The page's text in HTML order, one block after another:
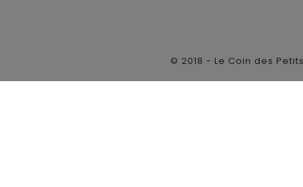
© 2018 - Le Coin des Petits